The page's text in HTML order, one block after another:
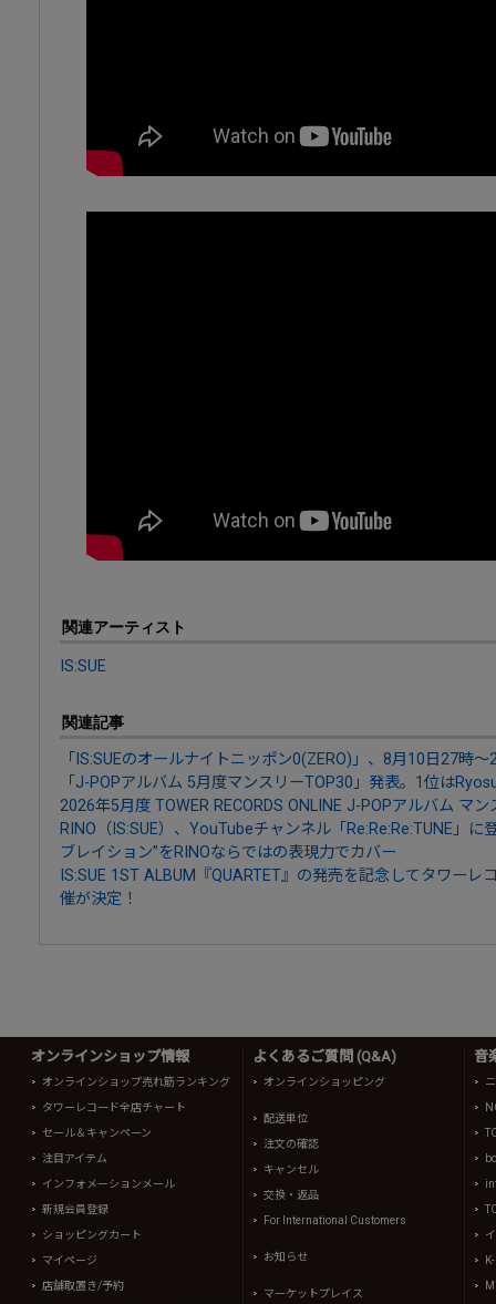
関連アーティスト
IS:SUE
関連記事
「IS:SUEのオールナイトニッポン0(ZERO)」、8月10日27時
「J-POPアルバム 5月度マンスリーTOP30」発表。1位は
2026年5月度 TOWER RECORDS ONLINE J-POPアルバム マ
RINO（IS:SUE）、YouTubeチャンネル「Re:Re:Re:TUNE」に
ブレイション”をRINOならではの表現力でカバー
IS:SUE 1ST ALBUM『QUARTET』の発売を記念してタワーレ
催が決定！
オンラインショップ情報
オンラインショップ売れ筋ランキング
タワーレコード全店チャート
セール＆キャンペーン
注目アイテム
インフォメーションメール
新規会員登録
ショッピングカート
マイページ
店舗取置き/予約
よくあるご質問 (Q&A)
オンラインショッピング
配送単位
注文の確認
キャンセル
交換・返品
For International Customers
お知らせ
マーケットプレイス
音